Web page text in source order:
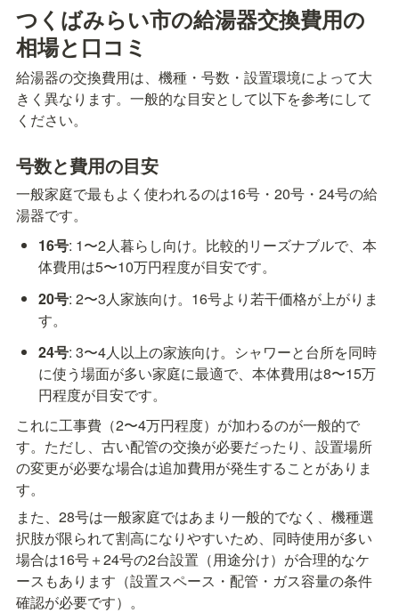
つくばみらい市の給湯器交換費用の
相場と口コミ
給湯器の交換費用は、機種・号数・設置環境によって大
きく異なります。一般的な目安として以下を参考にして
ください。
号数と費用の目安
一般家庭で最もよく使われるのは16号・20号・24号の給
湯器です。
16号: 1〜2人暮らし向け。比較的リーズナブルで、本
体費用は5〜10万円程度が目安です。
20号: 2〜3人家族向け。16号より若干価格が上がりま
す。
24号: 3〜4人以上の家族向け。シャワーと台所を同時
に使う場面が多い家庭に最適で、本体費用は8〜15万
円程度が目安です。
これに工事費（2〜4万円程度）が加わるのが一般的で
す。ただし、古い配管の交換が必要だったり、設置場所
の変更が必要な場合は追加費用が発生することがありま
す。
また、28号は一般家庭ではあまり一般的でなく、機種選
択肢が限られて割高になりやすいため、同時使用が多い
場合は16号＋24号の2台設置（用途分け）が合理的なケ
ースもあります（設置スペース・配管・ガス容量の条件
確認が必要です）。